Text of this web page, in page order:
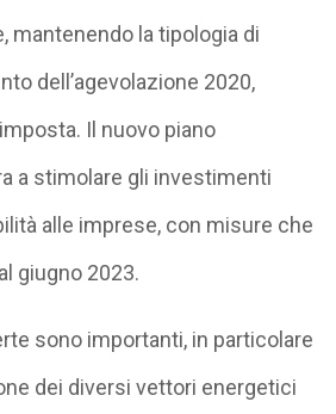
mantenendo la tipologia di
dell’agevolazione 2020,
Il nuovo piano
a stimolare gli investimenti
alle imprese, con misure che
giugno 2023.
sono importanti, in particolare
dei diversi vettori energetici